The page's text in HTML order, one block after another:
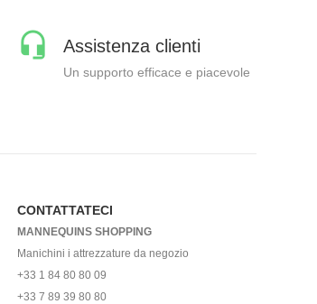
Assistenza clienti
Un supporto efficace e piacevole
CONTATTATECI
MANNEQUINS SHOPPING
Manichini i attrezzature da negozio
+33 1 84 80 80 09
+33 7 89 39 80 80